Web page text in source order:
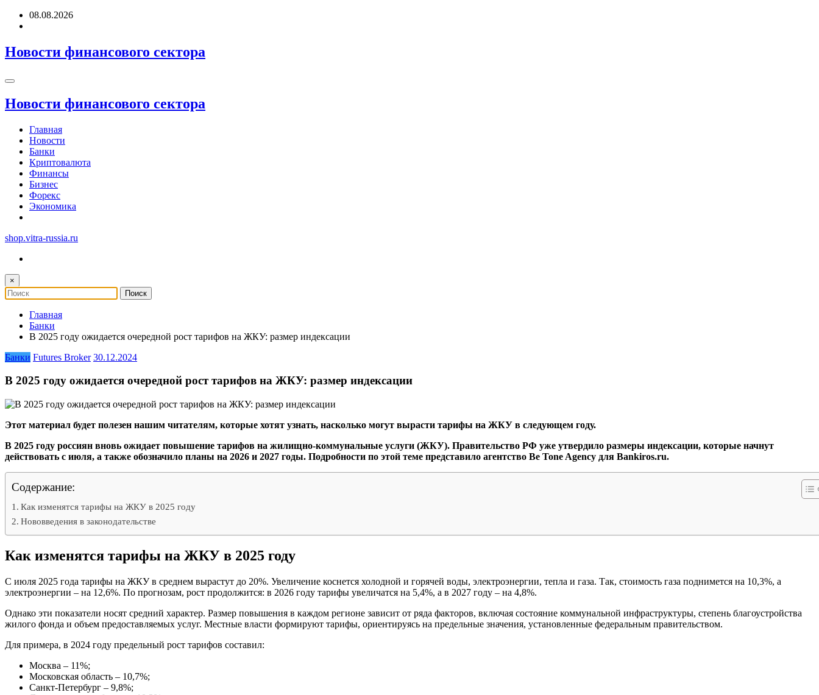
Перейти08.08.2026
Новости финансового сектора
Новости финансового сектора
Главная
Новости
Банки
Криптовалюта
Финансы
Бизнес
Форекс
Экономика
shop.vitra-russia.ru
×
Главная
Банки
В 2025 году ожидается очередной рост тарифов на ЖКУ: размер индексации
Банки Futures Broker 30.12.2024
В 2025 году ожидается очередной рост тарифов на ЖКУ: размер индексации
Этот материал будет полезен нашим читателям, которые хотят узнать, насколько могут вырасти тарифы на ЖКУ в следующем году.
В 2025 году россиян вновь ожидает повышение тарифов на жилищно-коммунальные услуги (ЖКУ). Правительство РФ уже утвердило размеры индексации, которые начнут
действовать с июля, а также обозначило планы на 2026 и 2027 годы. Подробности по этой теме представило агентство Be Tone Agency для Bankiros.ru.
Содержание:
Как изменятся тарифы на ЖКУ в 2025 году
Нововведения в законодательстве
Как изменятся тарифы на ЖКУ в 2025 году
С июля 2025 года тарифы на ЖКУ в среднем вырастут до 20%. Увеличение коснется холодной и горячей воды, электроэнергии, тепла и газа. Так, стоимость газа поднимется на 10,3%, а
электроэнергии – на 12,6%. По прогнозам, рост продолжится: в 2026 году тарифы увеличатся на 5,4%, а в 2027 году – на 4,8%.
Однако эти показатели носят средний характер. Размер повышения в каждом регионе зависит от ряда факторов, включая состояние коммунальной инфраструктуры, степень благоустройства
жилого фонда и объем предоставляемых услуг. Местные власти формируют тарифы, ориентируясь на предельные значения, установленные федеральным правительством.
Для примера, в 2024 году предельный рост тарифов составил:
Москва – 11%;
Московская область – 10,7%;
Санкт-Петербург – 9,8%;